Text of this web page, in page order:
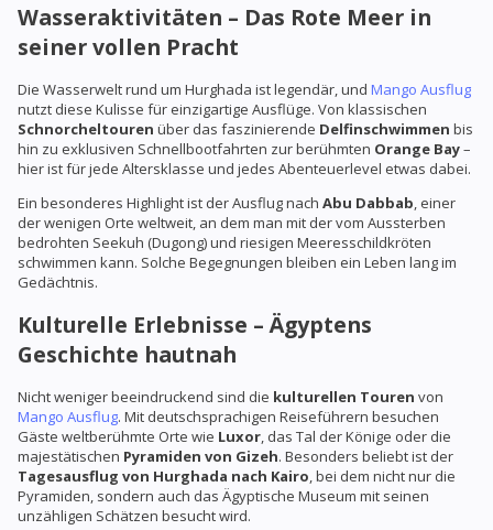
Wasseraktivitäten – Das Rote Meer in
seiner vollen Pracht
Die Wasserwelt rund um Hurghada ist legendär, und Mango Ausflug
nutzt diese Kulisse für einzigartige Ausflüge. Von klassischen
Schnorcheltouren über das faszinierende Delfinschwimmen bis
hin zu exklusiven Schnellbootfahrten zur berühmten Orange Bay–
hier ist für jede Altersklasse und jedes Abenteuerlevel etwas dabei.
Ein besonderes Highlight ist der Ausflug nach Abu Dabbab, einer
der wenigen Orte weltweit, an dem man mit der vom Aussterben
bedrohten Seekuh (Dugong) und riesigen Meeresschildkröten
schwimmen kann. Solche Begegnungen bleiben ein Leben lang im
Gedächtnis.
Kulturelle Erlebnisse – Ägyptens
Geschichte hautnah
Nicht weniger beeindruckend sind die kulturellen Touren von
Mango Ausflug. Mit deutschsprachigen Reiseführern besuchen
Gäste weltberühmte Orte wie Luxor, das Tal der Könige oder die
majestätischen Pyramiden von Gizeh. Besonders beliebt ist der
Tagesausflug von Hurghada nach Kairo, bei dem nicht nur die
Pyramiden, sondern auch das Ägyptische Museum mit seinen
unzähligen Schätzen besucht wird.